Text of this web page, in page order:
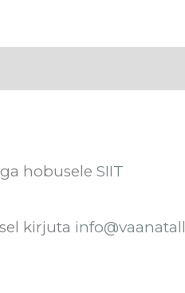
hobusele SIIT
kirjuta